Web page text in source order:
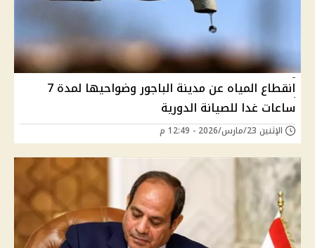
انقطاع المياه عن مدينة الباجور وضواحيها لمدة 7
ساعات غدا للصيانة الدورية
الإثنين 23/مارس/2026 - 12:49 م